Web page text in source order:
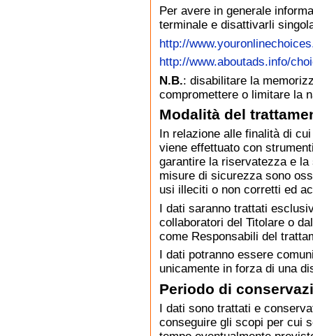
Per avere in generale
terminale e disattivarli
http://
http://www.aboutads.info/
N.B.: disabilitare la
compromettere o limitare la
Modalità del
In relazione alle finalità di
viene effettuato con
garantire la riservatezza e
misure di sicurezza sono
usi illeciti o non corretti ed
I dati saranno trattati
collaboratori del Titolare o
come Responsabili del
I dati potranno essere
unicamente in forza di una
Periodo di
I dati sono trattati e
conseguire gli scopi per cui